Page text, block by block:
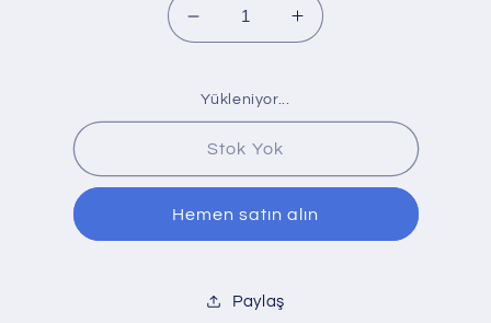
Deneme
için
azaltın
Deneme
için
Yükleniyor...
Stok Yok
Hemen satın alın
Paylaş